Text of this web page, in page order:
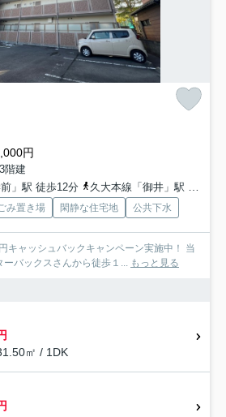
円
階建
」駅 徒歩12分
久大本線「御井」駅 徒歩25分
み置き場 閑静な住宅地 公共下水
キャッシュバックキャンペーン実施中！ 当
バックスさんから徒歩１... もっと見る
㎡ / 1DK